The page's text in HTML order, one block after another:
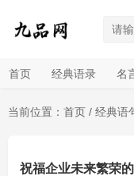
首页 经典语录 名
当前位置： 首页 / 经典语
祝福企业未来繁荣